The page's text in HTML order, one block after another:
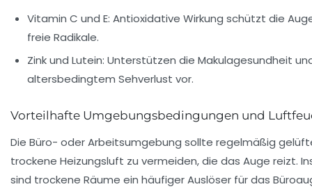
Vitamin C und E: Antioxidative Wirkung schützt die
freie Radikale.
Zink und Lutein: Unterstützen die Makulagesundheit
altersbedingtem Sehverlust vor.
Vorteilhafte Umgebungsbedingungen und
Die Büro- oder Arbeitsumgebung sollte regelmäßig
trockene Heizungsluft zu vermeiden, die das Auge reizt.
sind trockene Räume ein häufiger Auslöser für das